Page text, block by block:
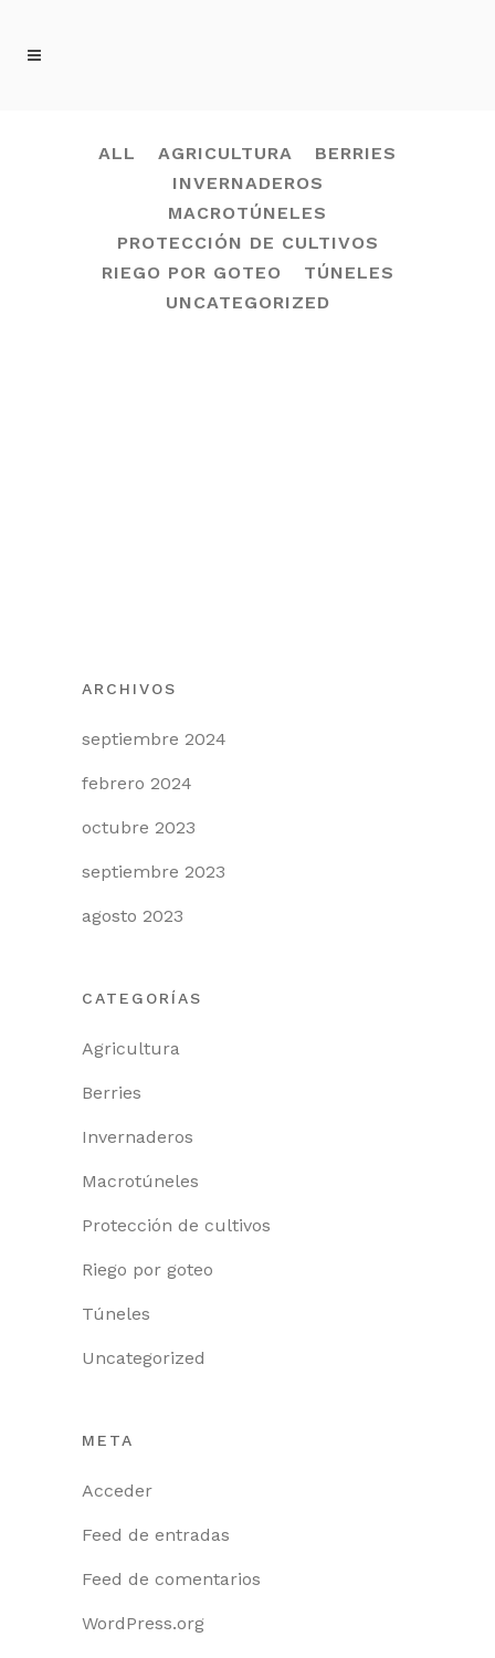
ALL AGRICULTURA
BERRIES
INVERNADEROS
MACROTÚNELES
PROTECCIÓN DE CULTIVOS
RIEGO POR GOTEO
TÚNELES
UNCATEGORIZED
ARCHIVOS
septiembre 2024
febrero 2024
octubre 2023
septiembre 2023
agosto 2023
CATEGORÍAS
Agricultura
Berries
Invernaderos
Macrotúneles
Protección de cultivos
Riego por goteo
Túneles
Uncategorized
META
Acceder
Feed de entradas
Feed de comentarios
WordPress.org